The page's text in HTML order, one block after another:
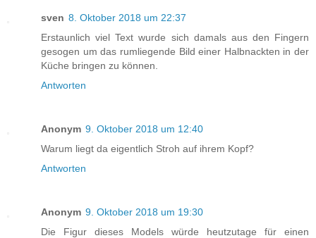
sven 8. Oktober 2018 um 22:37
Erstaunlich viel Text wurde sich damals aus den Fingern
gesogen um das rumliegende Bild einer Halbnackten in der
Küche bringen zu können.
Antworten
Anonym 9. Oktober 2018 um 12:40
Warum liegt da eigentlich Stroh auf ihrem Kopf?
Antworten
Anonym 9. Oktober 2018 um 19:30
Die Figur dieses Models würde heutzutage für einen